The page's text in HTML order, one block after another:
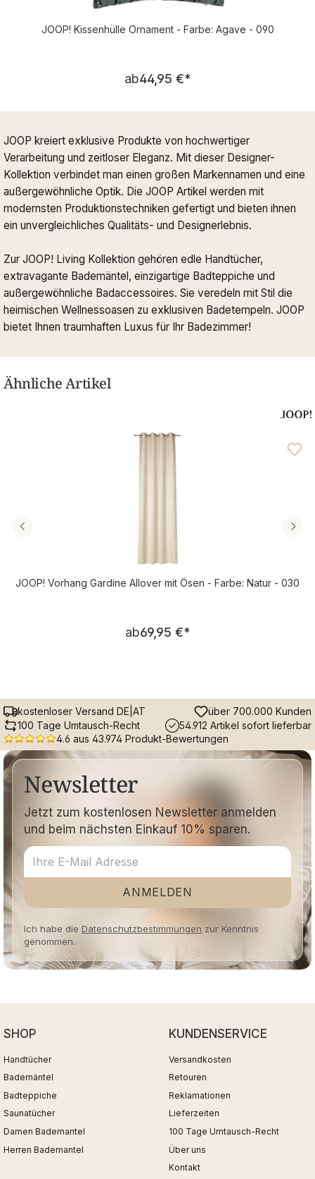
JOOP! Kissenhülle Ornament - Farbe: Agave - 090
Regulärer Preis:
ab44,95 €*
JOOP kreiert exklusive Produkte von hochwertiger
Verarbeitung und zeitloser Eleganz. Mit dieser Designer-
Kollektion verbindet man einen großen Markennamen und eine
außergewöhnliche Optik. Die JOOP Artikel werden mit
modernsten Produktionstechniken gefertigt und bieten ihnen
ein unvergleichliches Qualitäts- und Designerlebnis.
Zur JOOP! Living Kollektion gehören edle Handtücher,
extravagante Bademäntel, einzigartige Badteppiche und
außergewöhnliche Badaccessoires. Sie veredeln mit Stil die
heimischen Wellnessoasen zu exklusiven Badetempeln. JOOP
bietet Ihnen traumhaften Luxus für Ihr Badezimmer!
Ähnliche Artikel
JOOP! Vorhang Gardine Allover mit Ösen - Farbe: Natur - 030
Regulärer Preis:
ab69,95 €*
kostenloser Versand DE|AT
über 700.000 Kunden
100 Tage Umtausch-Recht
54.912 Artikel sofort lieferbar
4.6 aus 43.974 Produkt-Bewertungen
Newsletter
Jetzt zum kostenlosen Newsletter anmelden
und beim nächsten Einkauf 10% sparen.
ANMELDEN
Ich habe die Datenschutzbestimmungen zur Kenntnis
genommen.
SHOP
Handtücher
Bademäntel
Badteppiche
Saunatücher
Damen Bademantel
Herren Bademantel
KUNDENSERVICE
Versandkosten
Retouren
Reklamationen
Lieferzeiten
100 Tage Umtausch-Recht
Über uns
Kontakt